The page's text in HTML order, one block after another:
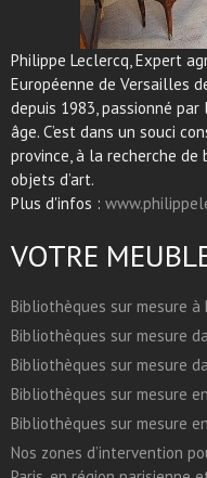
Philippe Leclercq, Expert
Européenne de Versailles
depuis 1983, passionné
âge. C’est dans un souci
province, à la recherche
objets d’art.
Plus d'infos :
VOTRE
Bibliothèques sur mesure à
Bibliothèques sur mesure
Bibliothèques sur mesure
Bibliothèques sur mesure
Bibliothèques sur mesure
Nos zones d’intervention